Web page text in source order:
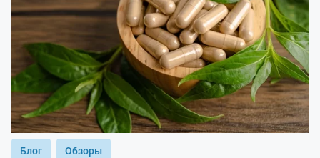
Блог Обзоры